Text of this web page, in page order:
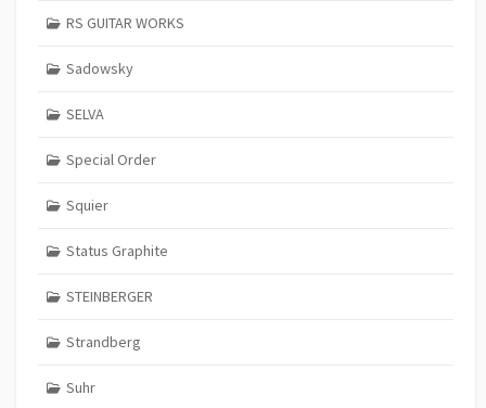
RS GUITAR WORKS
Sadowsky
SELVA
Special Order
Squier
Status Graphite
STEINBERGER
Strandberg
Suhr